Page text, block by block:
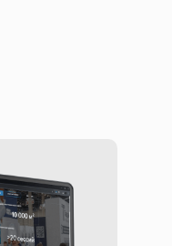
выставки